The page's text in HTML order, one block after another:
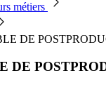
métiers
DE
DE